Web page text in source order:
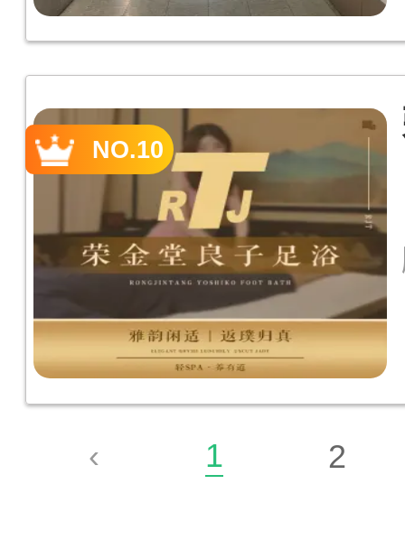
NO.10
‹ 1 2